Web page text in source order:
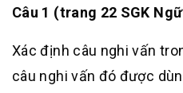
Câu 1 (trang 22 SGK
Xác định câu nghi vấn
câu nghi vấn đó được